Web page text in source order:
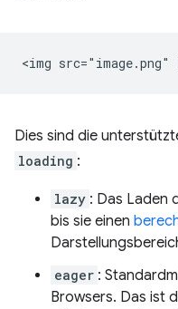
Dies sind die
loading :
lazy : Das Laden
bis sie einen
eager :
Browsers. Das ist